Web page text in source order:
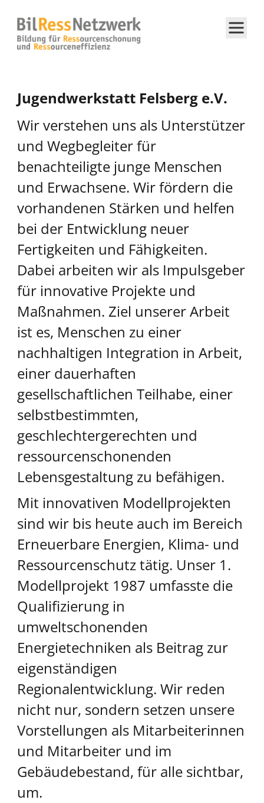
Jugendwerkstatt Felsberg e.V.
Wir verstehen uns als Unterstützer
und Wegbegleiter für
benachteiligte junge Menschen
und Erwachsene. Wir fördern die
vorhandenen Stärken und helfen
bei der Entwicklung neuer
Fertigkeiten und Fähigkeiten.
Dabei arbeiten wir als Impulsgeber
für innovative Projekte und
Maßnahmen. Ziel unserer Arbeit
ist es, Menschen zu einer
nachhaltigen Integration in Arbeit,
einer dauerhaften
gesellschaftlichen Teilhabe, einer
selbstbestimmten,
geschlechtergerechten und
ressourcenschonenden
Lebensgestaltung zu befähigen.
Mit innovativen Modellprojekten
sind wir bis heute auch im Bereich
Erneuerbare Energien, Klima- und
Ressourcenschutz tätig. Unser 1.
Modellprojekt 1987 umfasste die
Qualifizierung in
umweltschonenden
Energietechniken als Beitrag zur
eigenständigen
Regionalentwicklung. Wir reden
nicht nur, sondern setzen unsere
Vorstellungen als Mitarbeiterinnen
und Mitarbeiter und im
Gebäudebestand, für alle sichtbar,
um.